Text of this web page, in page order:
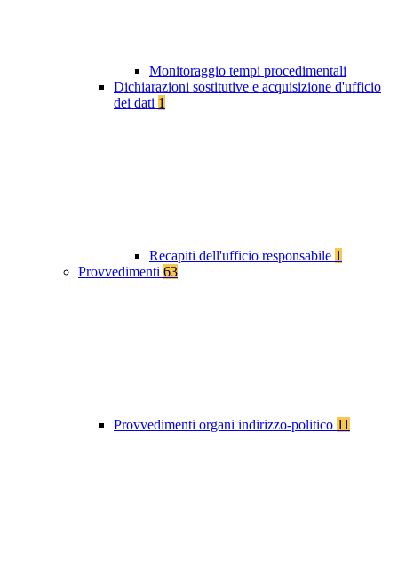
Monitoraggio tempi procedimentali
Dichiarazioni sostitutive e acquisizione d'ufficio
dei dati 1
Recapiti dell'ufficio responsabile 1
Provvedimenti 63
Provvedimenti organi indirizzo-politico 11